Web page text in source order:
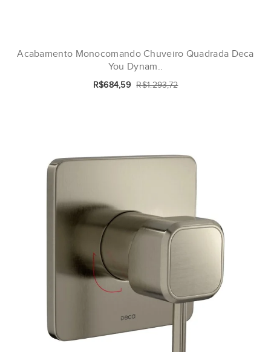
Acabamento Monocomando Chuveiro Quadrada Deca
You Dynam..
R$684,59 R$1.293,72